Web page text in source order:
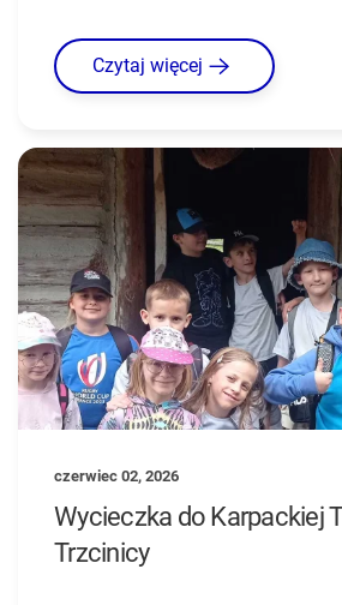
Czytaj więcej
czerwiec 02, 2026
Wycieczka do Karpackiej
Trzcinicy